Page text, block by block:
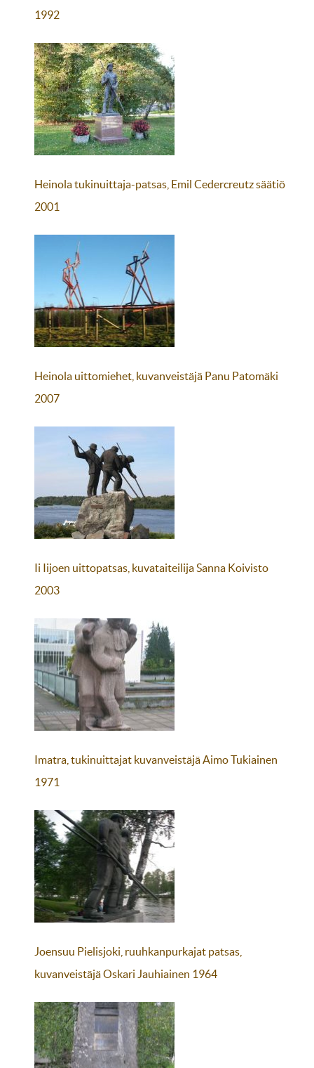
1992
Heinola tukinuittaja-patsas, Emil Cedercreutz säätiö
2001
Heinola uittomiehet, kuvanveistäjä Panu Patomäki
2007
Ii Iijoen uittopatsas, kuvataiteilija Sanna Koivisto
2003
Imatra, tukinuittajat kuvanveistäjä Aimo Tukiainen
1971
Joensuu Pielisjoki, ruuhkanpurkajat patsas,
kuvanveistäjä Oskari Jauhiainen 1964